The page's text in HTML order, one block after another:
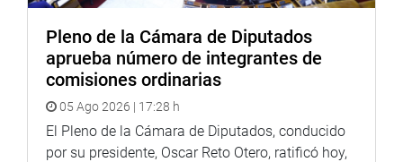
CENTRO DE NOTICIAS
PRENSA-CONGRESO 7-09-18
Puede encontrar más información en nuestra página web
y redes sociales.
Pleno de la Cámara de Diputados
aprueba número de integrantes de
comisiones ordinarias
05 Ago 2026 | 17:28 h
El Pleno de la Cámara de Diputados, conducido
por su presidente, Oscar Reto Otero, ratificó hoy,